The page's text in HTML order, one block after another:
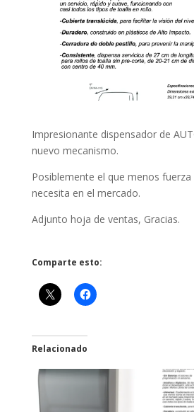
Impresionante dispensador de
nuevo mecanismo.
Posiblemente el que menos
necesita en el mercado.
Adjunto hoja de ventas, Gracias.
Comparte esto:
Relacionado